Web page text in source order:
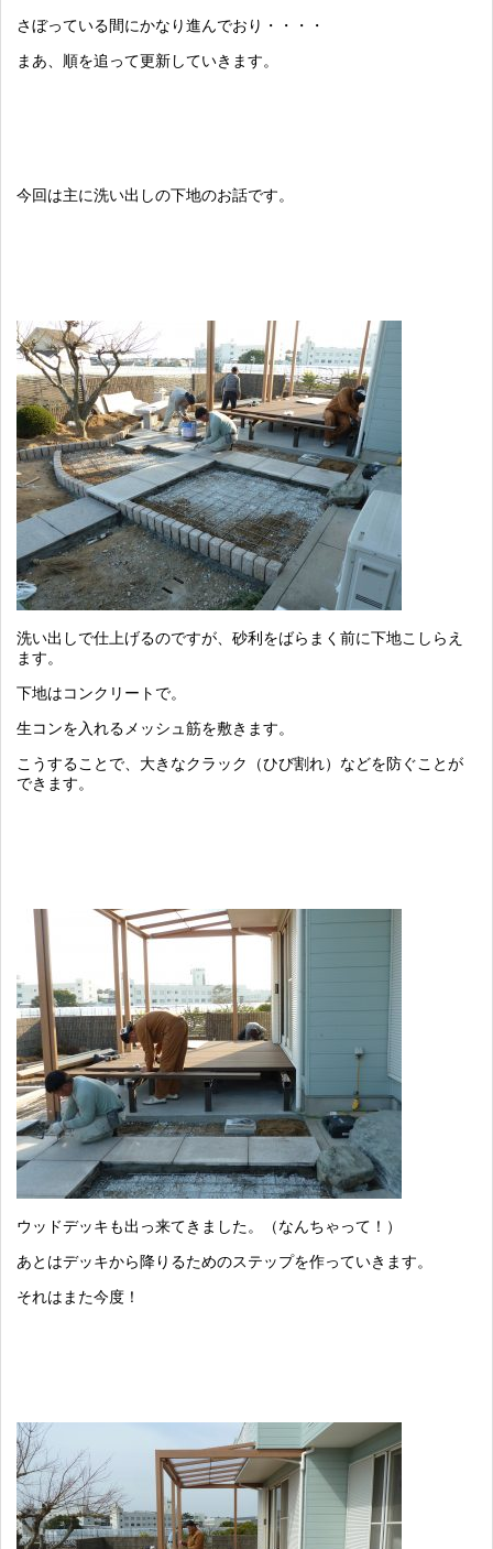
さぼっている間にかなり進んでおり・・・・
まあ、順を追って更新していきます。
今回は主に洗い出しの下地のお話です。
洗い出しで仕上げるのですが、砂利をばらまく前に下地こしらえ
ます。
下地はコンクリートで。
生コンを入れるメッシュ筋を敷きます。
こうすることで、大きなクラック（ひび割れ）などを防ぐことが
できます。
ウッドデッキも出っ来てきました。（なんちゃって！）
あとはデッキから降りるためのステップを作っていきます。
それはまた今度！